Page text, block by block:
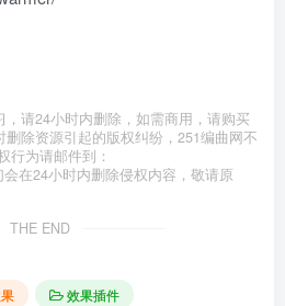
请24小时内删除，如需商用，请购买
除资源引起的版权纠纷，251编曲网不
行为请邮件到：
在24小时内删除侵权内容，敬请原
THE END
效果插件